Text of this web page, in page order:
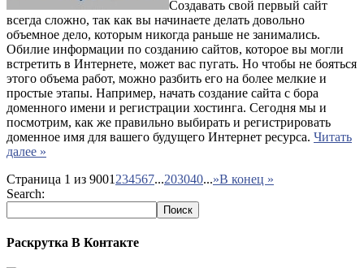
Создавать свой первый сайт
всегда сложно, так как вы начинаете делать довольно
объемное дело, которым никогда раньше не занимались.
Обилие информации по созданию сайтов, которое вы могли
встретить в Интернете, может вас пугать. Но чтобы не бояться
этого объема работ, можно разбить его на более мелкие и
простые этапы. Например, начать создание сайта с бора
доменного имени и регистрации хостинга. Сегодня мы и
посмотрим, как же правильно выбирать и регистрировать
доменное имя для вашего будущего Интернет ресурса. Читать
далее »
Страница 1 из 9001 234567...203040...»В конец »
Search:
Раскрутка В Контакте